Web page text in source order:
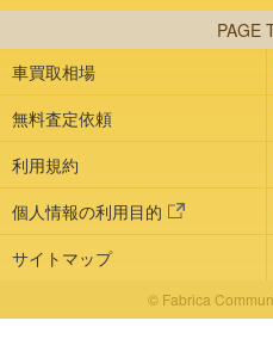
PAGE
車買取相場
無料査定依頼
利用規約
個人情報の利用目的
サイトマップ
© Fabrica